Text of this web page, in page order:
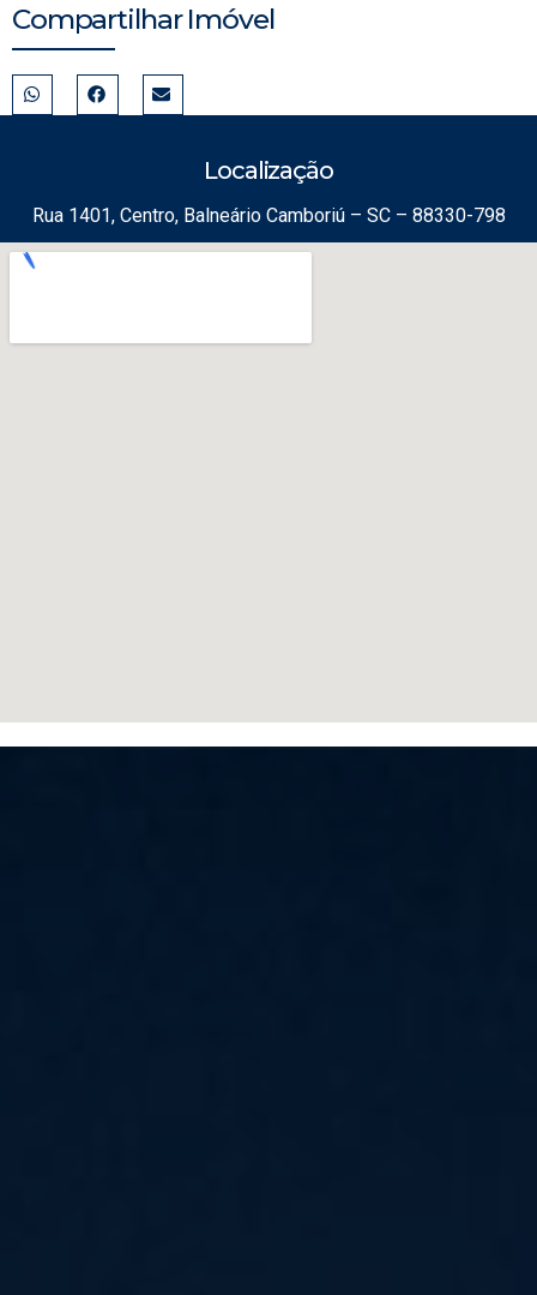
Compartilhar Imóvel
Localização
Rua 1401, Centro, Balneário Camboriú – SC – 88330-798